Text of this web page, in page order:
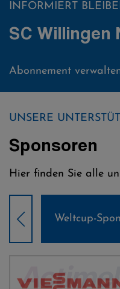
INFORMIERT
SC
Abonnement
UNSERE
Sponsoren
Hier finden Sie alle
Weltcup-